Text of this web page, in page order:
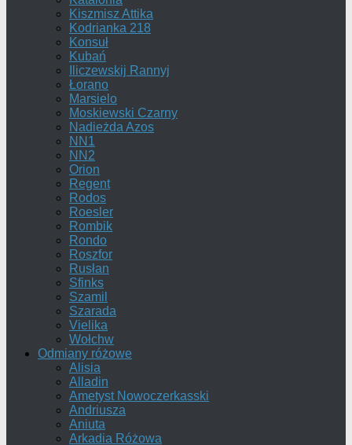
Kiszmisz Attika
Kodrianka 218
Konsuł
Kubań
Iliczewskij Rannyj
Łorano
Marsielo
Moskiewski Czarny
Nadieżda Azos
NN1
NN2
Orion
Regent
Rodos
Roesler
Rombik
Rondo
Roszfor
Rusłan
Sfinks
Szamil
Szarada
Vielika
Wołchw
Odmiany różowe
Alisia
Alladin
Ametyst Nowoczerkasski
Andriusza
Aniuta
Arkadia Różowa